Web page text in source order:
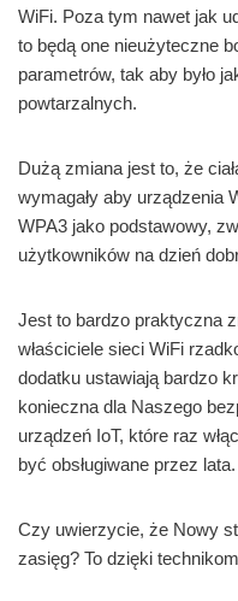
WiFi. Poza tym nawet jak
to będą one nieużyteczne
parametrów, tak aby było
powtarzalnych.
Dużą zmiana jest to, że
wymagały aby urządzenia
WPA3 jako podstawowy,
użytkowników na dzień
Jest to bardzo praktyczna
właściciele sieci WiFi
dodatku ustawiają bardzo
konieczna dla Naszego
urządzeń IoT, które raz
być obsługiwane przez lata.
Czy uwierzycie, że Nowy
zasięg? To dzięki